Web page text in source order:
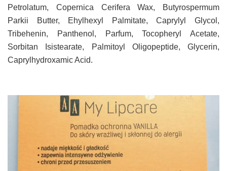
Petrolatum, Copernica Cerifera Wax, Butyrospermum
Parkii Butter, Ehylhexyl Palmitate, Caprylyl Glycol,
Tribehenin, Panthenol, Parfum, Tocopheryl Acetate,
Sorbitan Isistearate, Palmitoyl Oligopeptide, Glycerin,
Caprylhydroxamic Acid.